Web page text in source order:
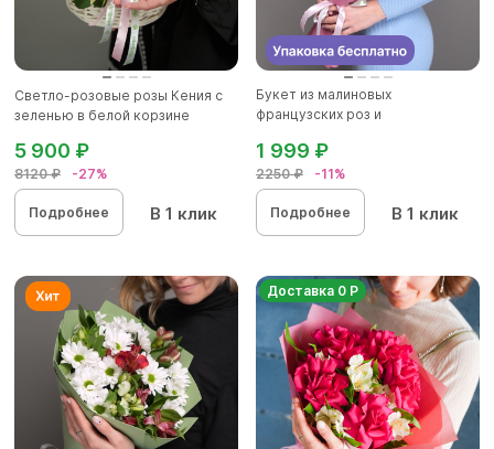
Светло-розовые розы Кения с
зеленью в белой корзине
8120 ₽ -27%
5 900 ₽
Подробнее В 1 клик
Букет из малиновых
французских роз и
2250 ₽ -11%
1 999 ₽
Подробнее В 1 клик
Доставка 0 Р